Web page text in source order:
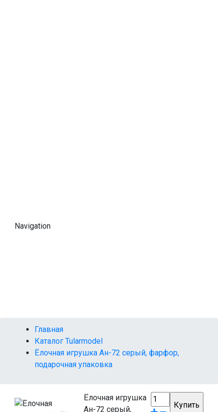
Navigation
Главная
Каталог Tularmodel
Ёлочная игрушка Ан-72 серый, фарфор,
подарочная упаковка
Ёлочная игрушка
Ан-72 серый,